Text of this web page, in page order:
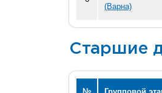
(Варна)
Старшие